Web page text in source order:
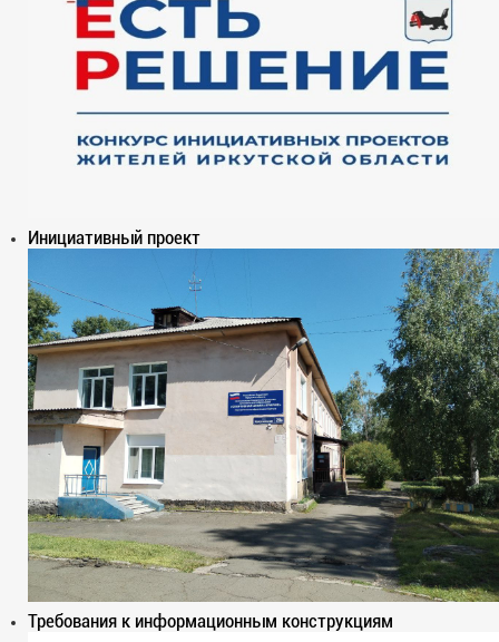
Инициативный проект
Требования к информационным конструкциям